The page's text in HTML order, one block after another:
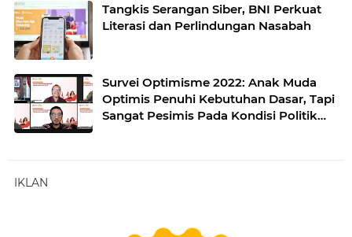
Tangkis Serangan Siber, BNI Perkuat
Literasi dan Perlindungan Nasabah
Survei Optimisme 2022: Anak Muda
Optimis Penuhi Kebutuhan Dasar, Tapi
Sangat Pesimis Pada Kondisi Politik
IKLAN